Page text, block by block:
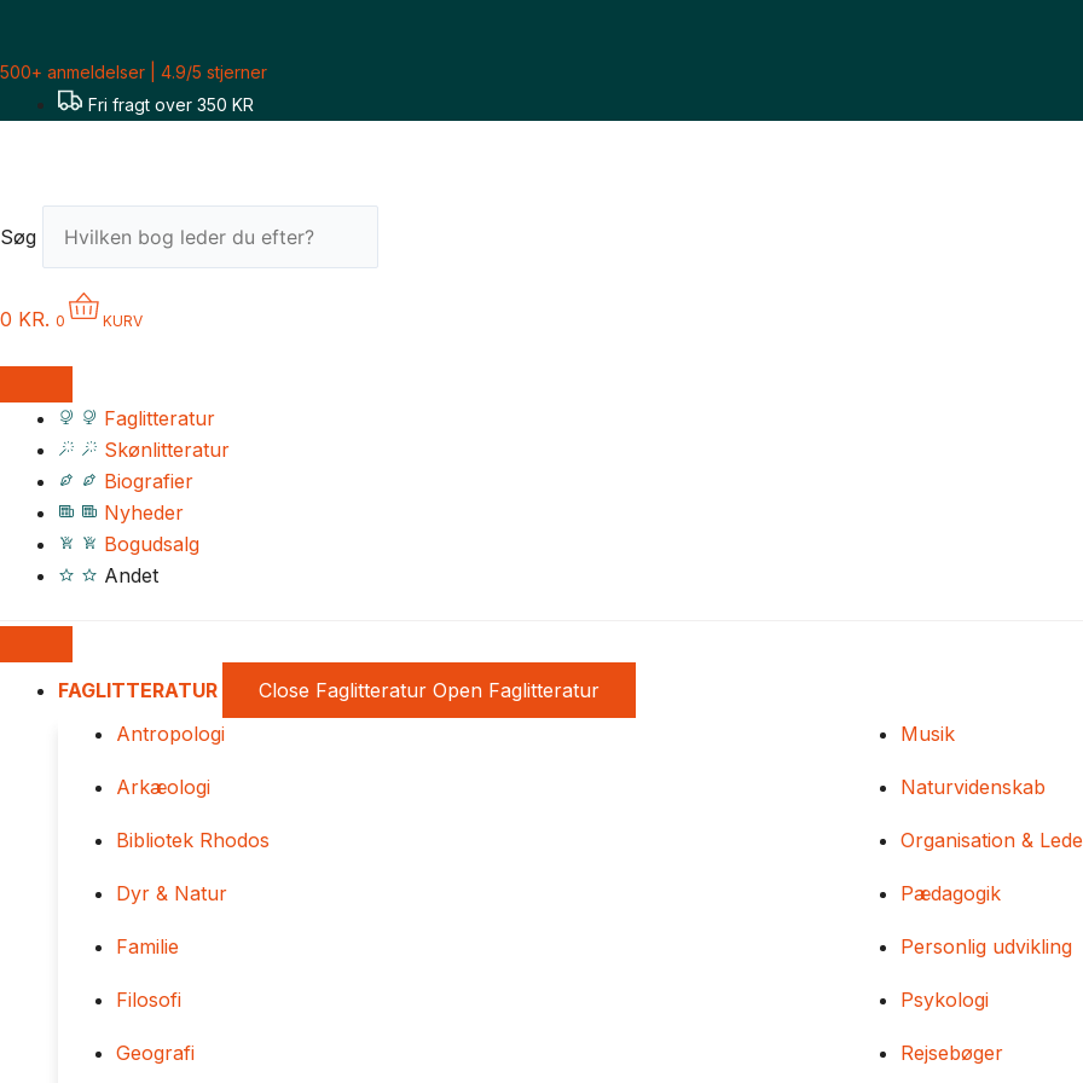
indholdet
500+ anmeldelser | 4.9/5 stjerner
Fri fragt over 350 KR
Søg
0 KR. 0 KURV
Faglitteratur
Skønlitteratur
Biografier
Nyheder
Bogudsalg
Andet
FAGLITTERATUR Close Faglitteratur Open Faglitteratur
Antropologi
Arkæologi
Bibliotek Rhodos
Dyr & Natur
Familie
Filosofi
Geografi
Musik
Naturvidenskab
Organisation &
Pædagogik
Personlig udvikling
Psykologi
Rejsebøger